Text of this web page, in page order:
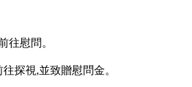
往慰問 。
探視,並致贈慰問金。